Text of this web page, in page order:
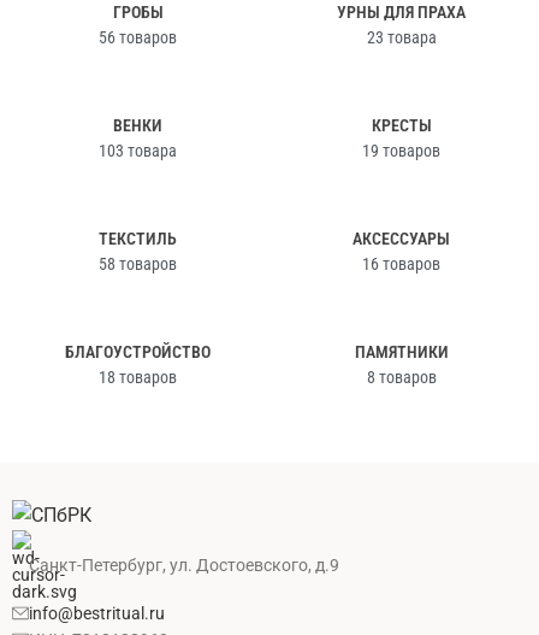
ГРОБЫ
56 товаров
УРНЫ ДЛЯ ПРАХА
23 товара
ВЕНКИ
103 товара
КРЕСТЫ
19 товаров
ТЕКСТИЛЬ
58 товаров
АКСЕССУАРЫ
16 товаров
БЛАГОУСТРОЙСТВО
18 товаров
ПАМЯТНИКИ
8 товаров
Санкт-Петербург, ул. Достоевского, д.9
info@bestritual.ru